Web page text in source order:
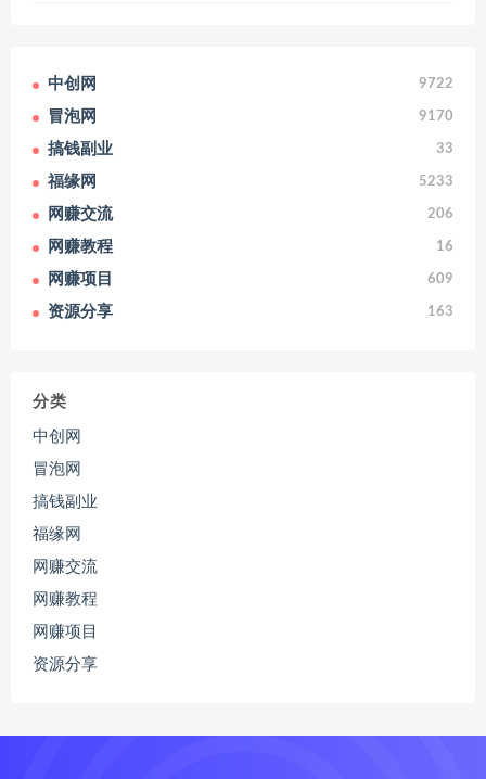
中创网 9722
冒泡网 9170
搞钱副业 33
福缘网 5233
网赚交流 206
网赚教程 16
网赚项目 609
资源分享 163
分类
中创网
冒泡网
搞钱副业
福缘网
网赚交流
网赚教程
网赚项目
资源分享